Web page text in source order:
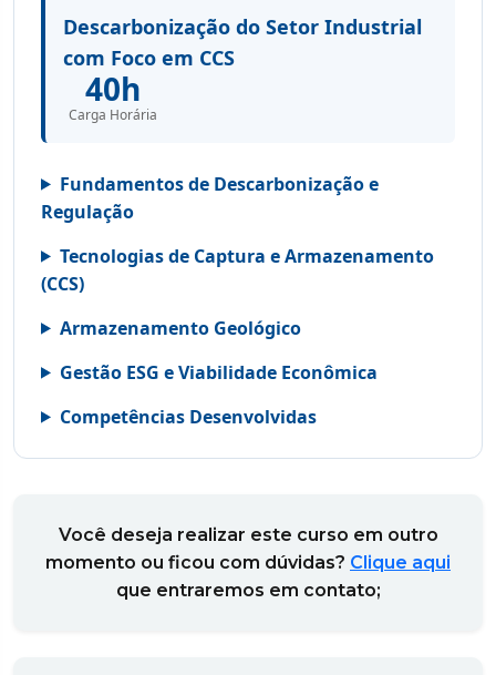
Descarbonização do Setor Industrial
com Foco em CCS
40h
Carga Horária
Fundamentos de Descarbonização e
Regulação
Tecnologias de Captura e Armazenamento
(CCS)
Armazenamento Geológico
Gestão ESG e Viabilidade Econômica
Competências Desenvolvidas
Você deseja realizar este curso em outro
momento ou ficou com dúvidas? Clique aqui
que entraremos em contato;